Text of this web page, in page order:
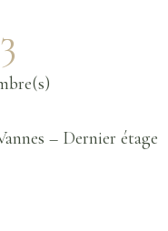
3
– Dernier étage